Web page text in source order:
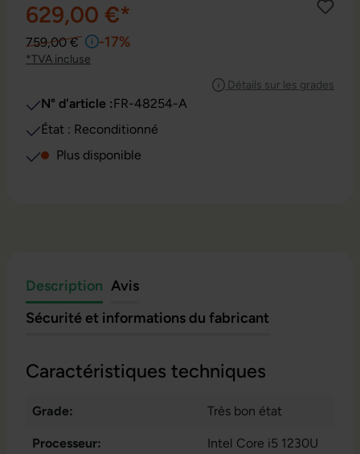
629,00 €*
759,00 € -17%
*TVA incluse
Détails sur les grades
N° d'article :FR-48254-A
État : Reconditionné
Plus disponible
Description Avis
Sécurité et informations du fabricant
Caractéristiques techniques
Grade: Très bon état
Processeur:
Intel Core i5 1230U